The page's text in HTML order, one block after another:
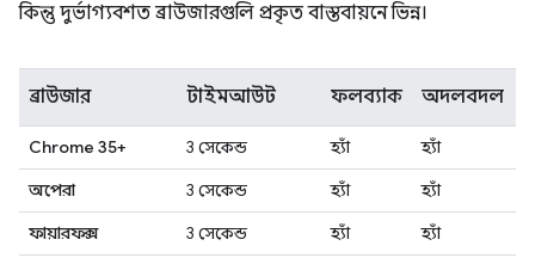
কিন্তু দুর্ভাগ্যবশত ব্রাউজারগুলি প্রকৃত বাস্তবায়নে ভিন্ন।
ব্রাউজার টাইমআউট ফলব্যাক অদলবদল
Chrome 35+ 3 সেকেন্ড হ্যাঁ
হ্যাঁ
অপেরা
3 সেকেন্ড হ্যাঁ
হ্যাঁ
ফায়ারফক্স
3 সেকেন্ড হ্যাঁ
হ্যাঁ